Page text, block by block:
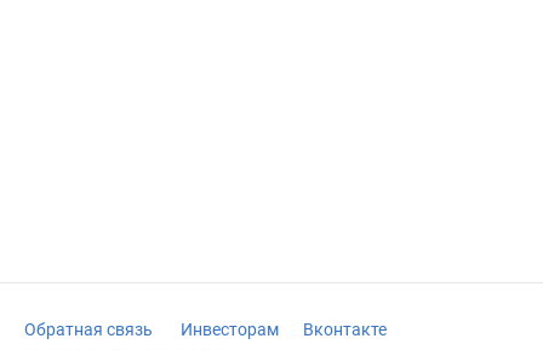
Обратная связь Инвесторам
Вконтакте